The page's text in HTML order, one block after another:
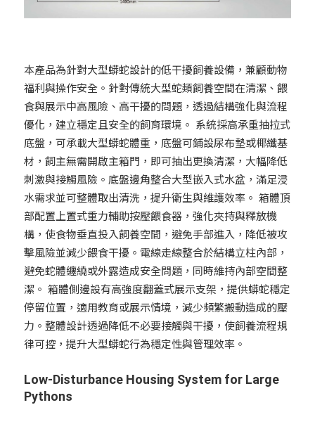
本產品為針對大型蟒蛇設計的低干擾飼養設備，兼顧動物
福利與操作安全。針對傳統大型蛇類飼養空間在清潔、餵
食與展示中高風險、高干擾的問題，透過結構強化與流程
優化，建立穩定且安全的飼育環境。 系統採高承重抽拉式
底盤，可承載大型蟒蛇體重，底盤可鋪設尿布墊或椰纖基
材，飼主無需開啟主箱門，即可抽出更換清潔，大幅降低
刺激與接觸風險。底盤邊角整合大型嵌入式水盆，滿足浸
水需求並可整體取出清洗，提升衛生與維護效率。 箱體頂
部配置上置式重力輔助按壓餵食器，強化夾持與釋放機
構，使食物垂直投入飼養空間，避免手部進入，降低被攻
擊風險並減少餵食干擾。電線走線整合於結構立柱內部，
避免蛇體纏繞或外露造成安全問題，同時維持內部空間整
潔。 箱體側邊設有高強度翻蓋式展示支架，提供蟒蛇穩定
停留位置，適用教育或展示情境，減少頻繁搬動造成的壓
力。整體設計透過降低不必要接觸與干擾，使飼養流程規
律可控，提升大型蟒蛇行為穩定性與管理效率。
Low-Disturbance Housing System for Large
Pythons